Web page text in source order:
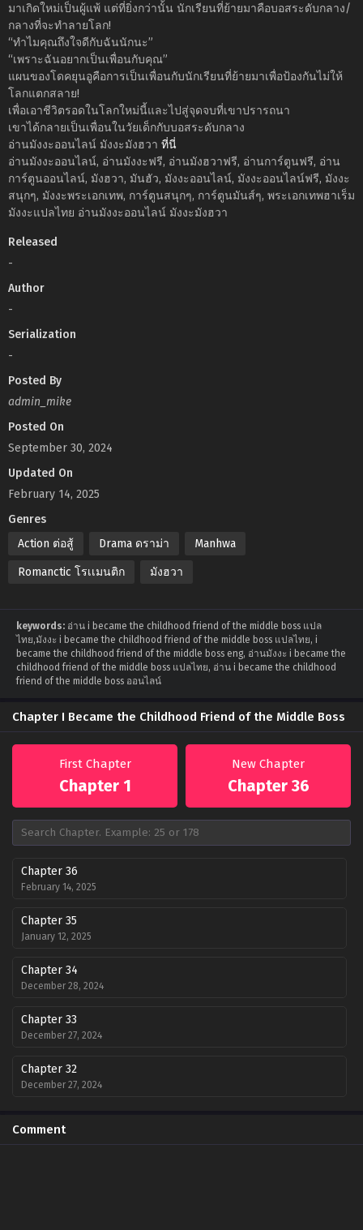
มาเกิดใหม่เป็นผู้แพ้ แต่ที่ยิ่งกว่านั้น นักเรียนที่ย้ายมาคือบอสระดับกลาง/
กลางที่จะทำลายโลก!
“ทำไมคุณถึงใจดีกับฉันนักนะ”
“เพราะฉันอยากเป็นเพื่อนกับคุณ”
แผนของโดคยุนอูคือการเป็นเพื่อนกับนักเรียนที่ย้ายมาเพื่อป้องกันไม่ให้
โลกแตกสลาย!
เพื่อเอาชีวิตรอดในโลกใหม่นี้และไปสู่จุดจบที่เขาปรารถนา
เขาได้กลายเป็นเพื่อนในวัยเด็กกับบอสระดับกลาง
อ่านมังงะออนไลน์ มังงะมังฮวา ที่นี่
อ่านมังงะออนไลน์, อ่านมังงะฟรี, อ่านมังฮวาฟรี, อ่านการ์ตูนฟรี, อ่าน
การ์ตูนออนไลน์, มังฮวา, มันฮัว, มังงะออนไลน์, มังงะออนไลน์ฟรี, มังงะ
สนุกๆ, มังงะพระเอกเทพ, การ์ตูนสนุกๆ, การ์ตูนมันส์ๆ, พระเอกเทพฮาเร็ม
มังงะแปลไทย อ่านมังงะออนไลน์ มังงะมังฮวา
Released
-
Author
-
Serialization
-
Posted By
admin_mike
Posted On
September 30, 2024
Updated On
February 14, 2025
Genres
Action ต่อสู้
Drama ดราม่า Manhwa
Romanctic โรเเมนติก มังฮวา
keywords: อ่าน i became the childhood friend of the middle boss แปล
ไทย,มังงะ i became the childhood friend of the middle boss แปลไทย, i
became the childhood friend of the middle boss eng, อ่านมังงะ i became the
childhood friend of the middle boss แปลไทย, อ่าน i became the childhood
friend of the middle boss ออนไลน์
Chapter I Became the Childhood Friend of the Middle Boss
First Chapter
Chapter 1
New Chapter
Chapter 36
Chapter 36
February 14, 2025
Chapter 35
January 12, 2025
Chapter 34
December 28, 2024
Chapter 33
December 27, 2024
Chapter 32
December 27, 2024
December 27, 2024
Comment